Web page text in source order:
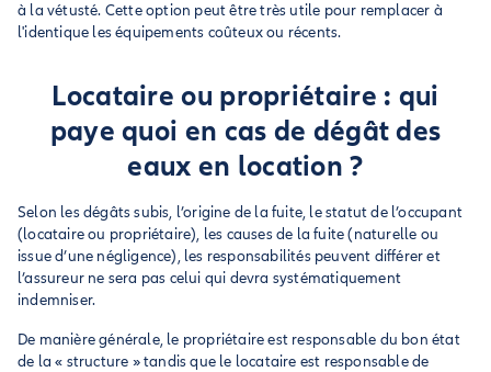
à la vétusté. Cette option peut être très utile pour remplacer à
l'identique les équipements coûteux ou récents.
Locataire ou propriétaire : qui
paye quoi en cas de dégât des
eaux en location ?
Selon les dégâts subis, l’origine de la fuite, le statut de l’occupant
(locataire ou propriétaire), les causes de la fuite (naturelle ou
issue d’une négligence), les responsabilités peuvent différer et
l’assureur ne sera pas celui qui devra systématiquement
indemniser.
De manière générale, le propriétaire est responsable du bon état
de la « structure » tandis que le locataire est responsable de